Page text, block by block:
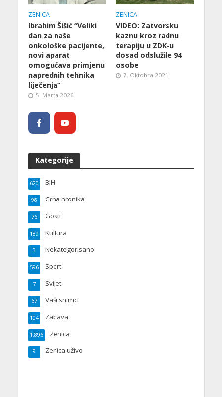
ZENICA
Ibrahim Šišić “Veliki
dan za naše
onkološke pacijente,
novi aparat
omogućava primjenu
naprednih tehnika
liječenja”
5. Marta 2026.
ZENICA
VIDEO: Zatvorsku
kaznu kroz radnu
terapiju u ZDK-u
dosad odslužile 94
osobe
7. Oktobra 2021.
Kategorije
BIH
620
Crna hronika
98
Gosti
76
Kultura
189
Nekategorisano
3
Sport
596
Svijet
7
Vaši snimci
67
Zabava
104
Zenica
1.896
Zenica uživo
9